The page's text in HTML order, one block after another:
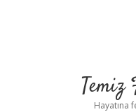
Temiz
Hayatına